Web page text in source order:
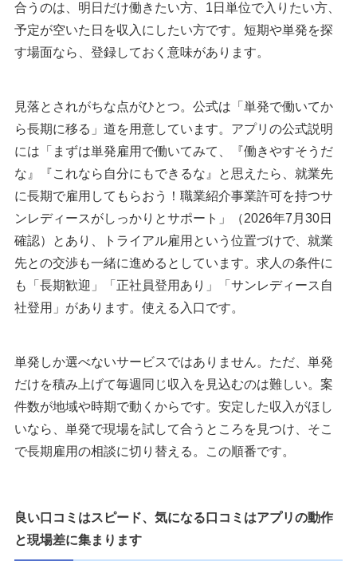
バイトレ
ネクストレベル
合うのは、明日だけ働きたい方、1日単位で入りたい方、
予定が空いた日を収入にしたい方です。短期や単発を探
す場面なら、登録しておく意味があります。
見落とされがちな点がひとつ。公式は「単発で働いてか
ら長期に移る」道を用意しています。アプリの公式説明
には「まずは単発雇用で働いてみて、『働きやすそうだ
な』『これなら自分にもできるな』と思えたら、就業先
に長期で雇用してもらおう！職業紹介事業許可を持つサ
ンレディースがしっかりとサポート」（2026年7月30日
確認）とあり、トライアル雇用という位置づけで、就業
先との交渉も一緒に進めるとしています。求人の条件に
も「長期歓迎」「正社員登用あり」「サンレディース自
社登用」があります。使える入口です。
単発しか選べないサービスではありません。ただ、単発
だけを積み上げて毎週同じ収入を見込むのは難しい。案
件数が地域や時期で動くからです。安定した収入がほし
いなら、単発で現場を試して合うところを見つけ、そこ
で長期雇用の相談に切り替える。この順番です。
良い口コミはスピード、気になる口コミはアプリの動作
と現場差に集まります